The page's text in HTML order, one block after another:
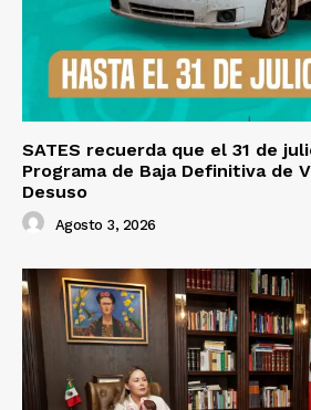
SATES recuerda que el 31 de
Programa de Baja Definitiva de
Desuso
Agosto 3, 2026